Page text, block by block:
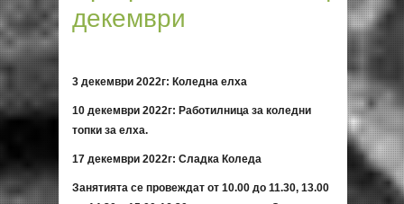
декември
3 декември 2022г: Коледна елха
10 декември 2022г: Работилница за коледни
топки за елха.
17 декември 2022г: Сладка Коледа
Занятията се провеждат от 10.00 до 11.30, 13.00